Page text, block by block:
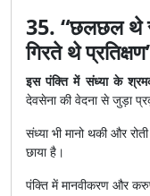
35. “छलछल थे
गिरते थे
इस पंक्ति में संध्या के
देवसेना की वेदना से जुड़ा
संध्या भी मानो थकी और
छाया है।
पंक्ति में मानवीकरण और